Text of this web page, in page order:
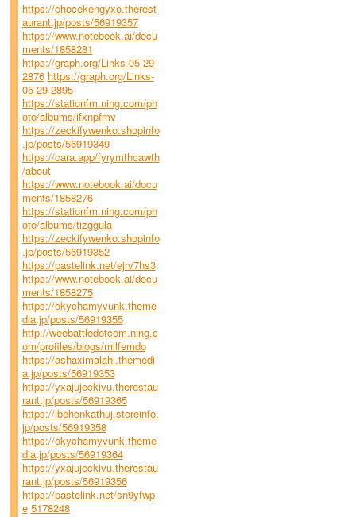
https://chocekengyxo.therest
aurant.jp/posts/56919357
https://www.notebook.ai/docu
ments/1858281
https://graph.org/Links-05-29-
2876 https://graph.org/Links-
05-29-2895
https://stationfm.ning.com/ph
oto/albums/ifxnpfmv
https://zeckifywenko.shopinfo
.jp/posts/56919349
https://cara.app/fyrymthcawth
/about
https://www.notebook.ai/docu
ments/1858276
https://stationfm.ning.com/ph
oto/albums/tizggula
https://zeckifywenko.shopinfo
.jp/posts/56919352
https://pastelink.net/ejrv7hs3
https://www.notebook.ai/docu
ments/1858275
https://okychamyvunk.theme
dia.jp/posts/56919355
http://weebattledotcom.ning.c
om/profiles/blogs/mllfemdo
https://ashaximalahi.themedi
a.jp/posts/56919353
https://yxajujeckivu.therestau
rant.jp/posts/56919365
https://ibehonkathuj.storeinfo.
jp/posts/56919358
https://okychamyvunk.theme
dia.jp/posts/56919364
https://yxajujeckivu.therestau
rant.jp/posts/56919356
https://pastelink.net/sn9yfwp
e 5178248